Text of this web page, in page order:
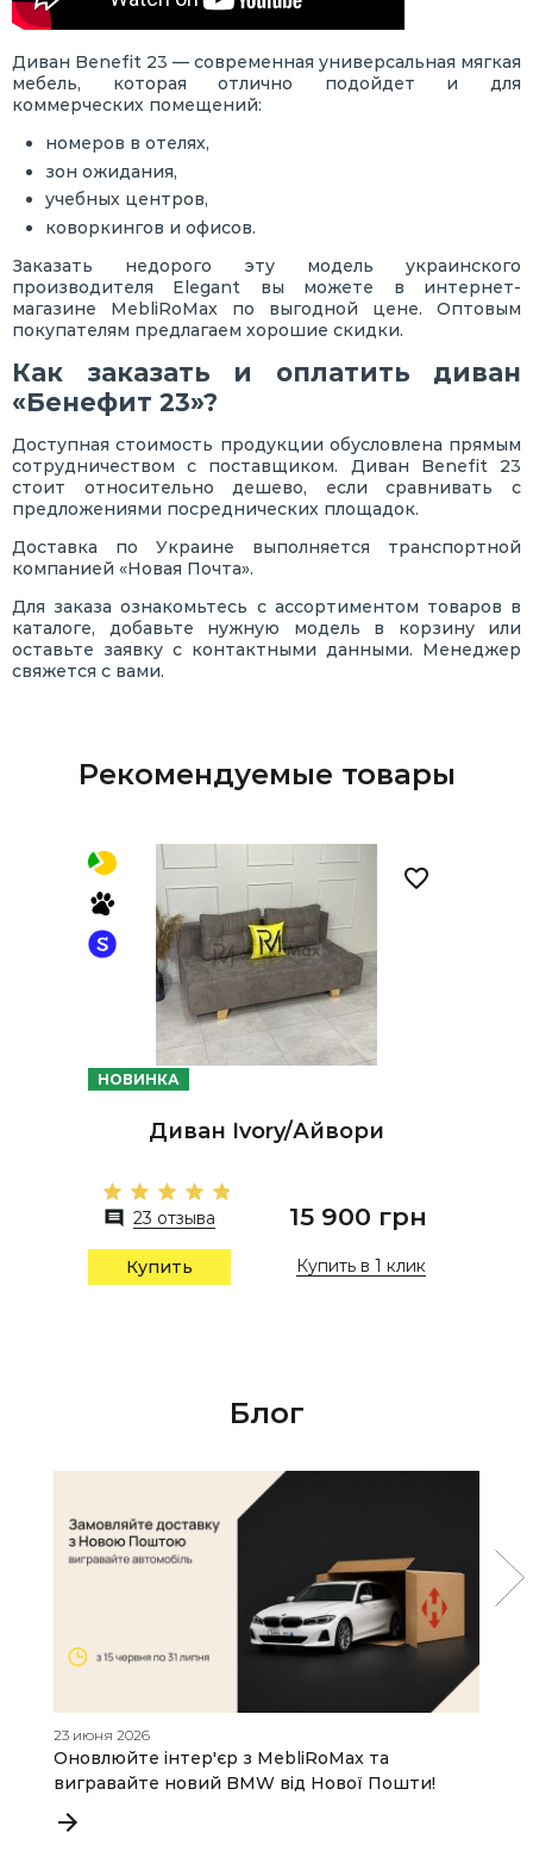
Диван Benefit 23 — современная универсальная мягкая
мебель, которая отлично подойдет и для
коммерческих помещений:
номеров в отелях,
зон ожидания,
учебных центров,
коворкингов и офисов.
Заказать недорого эту модель украинского
производителя Elegant вы можете в интернет-
магазине MebliRoMax по выгодной цене. Оптовым
покупателям предлагаем хорошие скидки.
Как заказать и оплатить диван
«Бенефит 23»?
Доступная стоимость продукции обусловлена прямым
сотрудничеством с поставщиком. Диван Benefit 23
стоит относительно дешево, если сравнивать с
предложениями посреднических площадок.
Доставка по Украине выполняется транспортной
компанией «Новая Почта».
Для заказа ознакомьтесь с ассортиментом товаров в
каталоге, добавьте нужную модель в корзину или
оставьте заявку с контактными данными. Менеджер
свяжется с вами.
Рекомендуемые товары
НОВИНКА
Диван Ivory/Айвори
23 отзыва 15 900 грн
Купить Купить в 1 клик
Блог
23 июня 2026
Оновлюйте інтер'єр з MebliRoMax та
вигравайте новий BMW від Нової Пошти!